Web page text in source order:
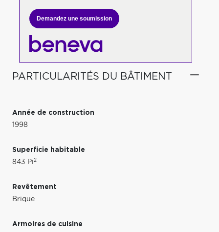
Demandez une soumission
PARTICULARITÉS DU BÂTIMENT
Année de construction
1998
Superficie habitable
843 Pi2
Revêtement
Brique
Armoires de cuisine